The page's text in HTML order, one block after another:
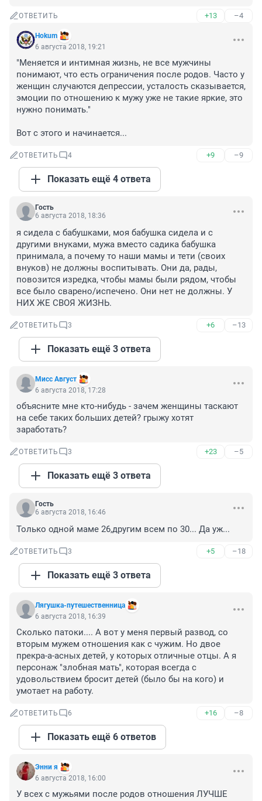
ОТВЕТИТЬ +13 –4
Hokum
6 августа 2018, 19:21
"Меняется и интимная жизнь, не все мужчины
понимают, что есть ограничения после родов. Часто у
женщин случаются депрессии, усталость сказывается,
эмоции по отношению к мужу уже не такие яркие, это
нужно понимать."
Вот с этого и начинается...
ОТВЕТИТЬ 4 +9 –9
Показать ещё 4 ответа
Гость
6 августа 2018, 18:36
я сидела с бабушками, моя бабушка сидела и с
другими внуками, мужа вместо садика бабушка
принимала, а почему то наши мамы и тети (своих
внуков) не должны воспитывать. Они да, рады,
повозится изредка, чтобы мамы были рядом, чтобы
все было сварено/испечено. Они нет не должны. У
НИХ ЖЕ СВОЯ ЖИЗНЬ.
ОТВЕТИТЬ 3 +6 –13
Показать ещё 3 ответа
Мисс Август
6 августа 2018, 17:28
объясните мне кто-нибудь - зачем женщины таскают
на себе таких больших детей? грыжу хотят
заработать?
ОТВЕТИТЬ 3 +23 –5
Показать ещё 3 ответа
Гость
6 августа 2018, 16:46
Только одной маме 26,другим всем по 30... Да уж...
ОТВЕТИТЬ 3 +5 –18
Показать ещё 3 ответа
Лягушка-путешественница
6 августа 2018, 16:39
Сколько патоки.... А вот у меня первый развод, со
вторым мужем отношения как с чужим. Но двое
прекра-а-асных детей, у которых отличные отцы. А я
персонаж "злобная мать", которая всегда с
удовольствием бросит детей (было бы на кого) и
умотает на работу.
ОТВЕТИТЬ 6 +16 –8
Показать ещё 6 ответов
Энни я
6 августа 2018, 16:00
У всех с мужьями после родов отношения ЛУЧШЕ